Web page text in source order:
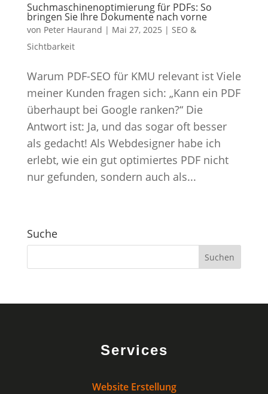
Suchmaschinenoptimierung für PDFs: So
bringen Sie Ihre Dokumente nach vorne
von Peter Haurand | Mai 27, 2025 | SEO &
Sichtbarkeit
Warum PDF-SEO für KMU relevant ist Viele
meiner Kunden fragen sich: „Kann ein PDF
überhaupt bei Google ranken?“ Die
Antwort ist: Ja, und das sogar oft besser
als gedacht! Als Webdesigner habe ich
erlebt, wie ein gut optimiertes PDF nicht
nur gefunden, sondern auch als...
Suche
Services
Website Erstellung